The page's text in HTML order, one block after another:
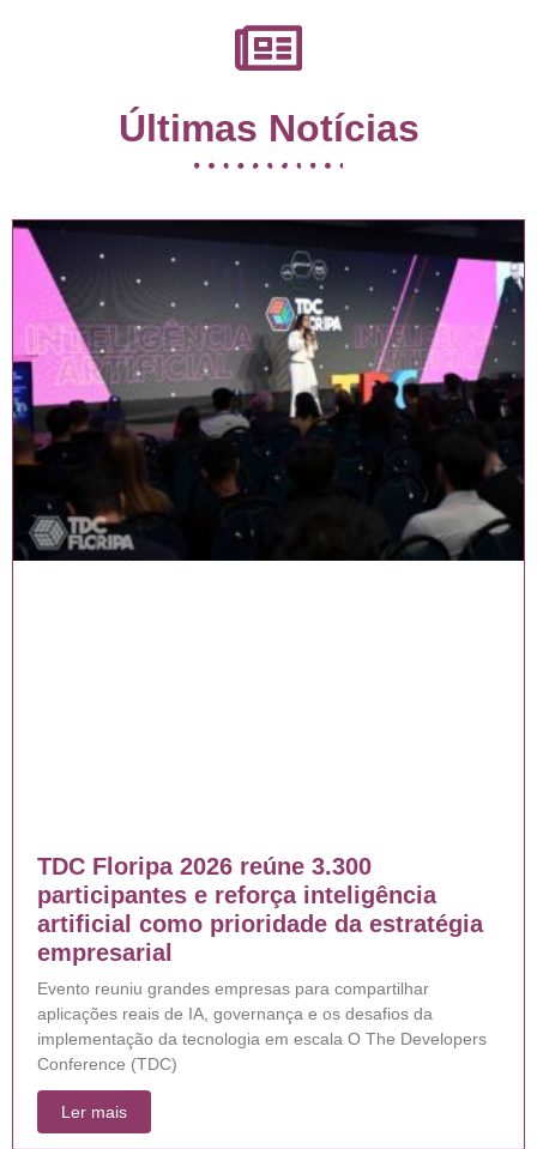
Últimas Notícias
TDC Floripa 2026 reúne 3.300
participantes e reforça inteligência
artificial como prioridade da estratégia
empresarial
Evento reuniu grandes empresas para compartilhar
aplicações reais de IA, governança e os desafios da
implementação da tecnologia em escala O The Developers
Conference (TDC)
Ler mais